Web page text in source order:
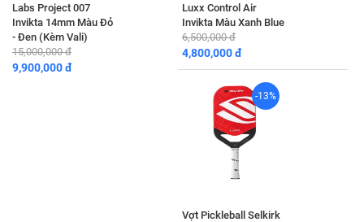
Labs Project 007
Invikta 14mm Màu Đỏ
- Đen (Kèm Vali)
15,000,000 đ
9,900,000 đ
Luxx Control Air
Invikta Màu Xanh Blue
6,500,000 đ
4,800,000 đ
-13%
Vợt Pickleball Selkirk